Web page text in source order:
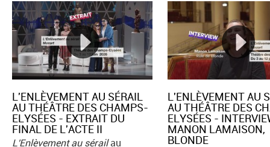
L'ENLÈVEMENT AU SÉRAIL
AU THÉÂTRE DES CHAMPS-
ELYSÉES - EXTRAIT DU
FINAL DE L'ACTE II
L'Enlèvement au sérailau
L'ENLÈVEMENT AU
AU THÉÂTRE DES
ELYSÉES -
MANON LAMAISON,
BLONDE